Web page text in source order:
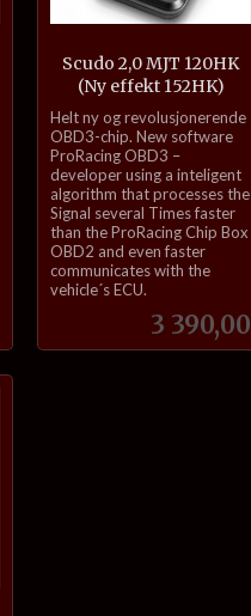
Scudo 2,0 MJT 120HK
(Ny effekt 152HK)
Pris
3 390,00
inkl.
mva.
Helt ny og revolusjonerende
OBD3-chip. New software
ProRacing OBD3 –
developer using a inteligent
algorithm that processes the
Signal several Times faster
than the ProRacing Chip Box
OBD2 and even faster
communicates with the
vehicle´s ECU.